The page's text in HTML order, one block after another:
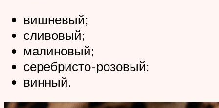
вишневый;
сливовый;
малиновый;
серебристо-розовый;
винный.